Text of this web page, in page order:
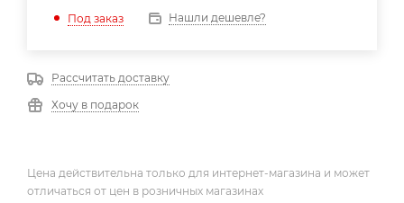
Под заказ Нашли дешевле?
Рассчитать доставку
Хочу в подарок
Цена действительна только для интернет-магазина и может
отличаться от цен в розничных магазинах